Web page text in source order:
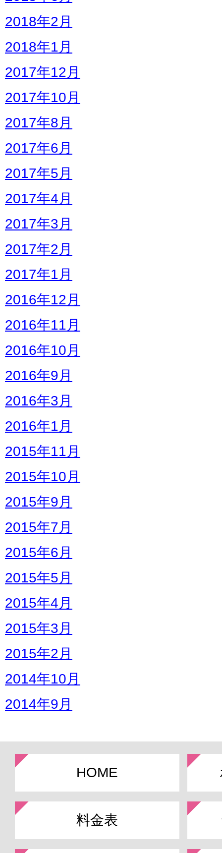
2018年2月
2018年1月
2017年12月
2017年10月
2017年8月
2017年6月
2017年5月
2017年4月
2017年3月
2017年2月
2017年1月
2016年12月
2016年11月
2016年10月
2016年9月
2016年3月
2016年1月
2015年11月
2015年10月
2015年9月
2015年7月
2015年6月
2015年5月
2015年4月
2015年3月
2015年2月
2014年10月
2014年9月
HOME
料金表